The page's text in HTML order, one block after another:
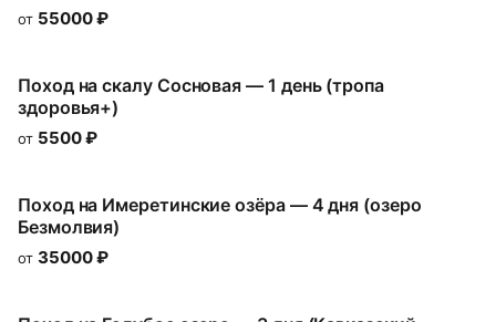
от 55000₽
Поход на скалу Сосновая — 1 день (тропа
здоровья+)
от 5500₽
Поход на Имеретинские озёра — 4 дня (озеро
Безмолвия)
от 35000₽